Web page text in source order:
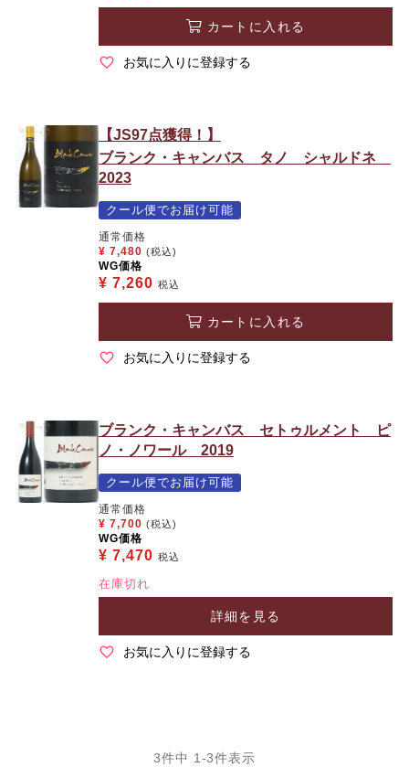
カートに入れる
お気に入りに登録する
【JS97点獲得！】
ブランク・キャンバス タノ シャルドネ
2023
クール便でお届け可能
通常価格
¥ 7,480 (税込)
WG価格
¥ 7,260 税込
カートに入れる
お気に入りに登録する
ブランク・キャンバス セトゥルメント ピ
ノ・ノワール 2019
クール便でお届け可能
通常価格
¥ 7,700 (税込)
WG価格
¥ 7,470 税込
在庫切れ
詳細を見る
お気に入りに登録する
3件中 1 -3件表示